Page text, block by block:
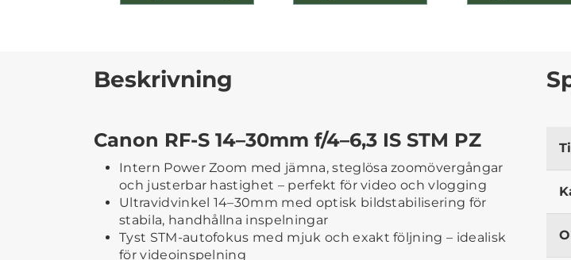
Beskrivning
Canon RF-S 14–30mm f/4–6,3 IS STM PZ
Intern Power Zoom med jämna, steglösa zoomövergångar
och justerbar hastighet – perfekt för video och vlogging
Ultravidvinkel 14–30mm med optisk bildstabilisering för
stabila, handhållna inspelningar
Tyst STM-autofokus med mjuk och exakt följning – idealisk
för videoinspelning